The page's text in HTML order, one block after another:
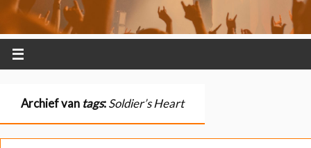
Archief van tags:Soldier’s Heart